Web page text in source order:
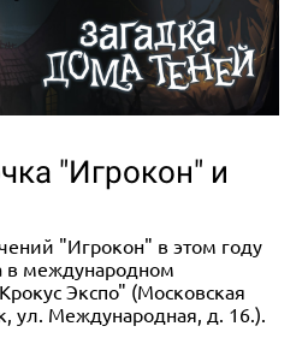
"Игрокон" и
"Игрокон" в этом году
в международном
Экспо" (Московская
ул. Международная, д. 16.).